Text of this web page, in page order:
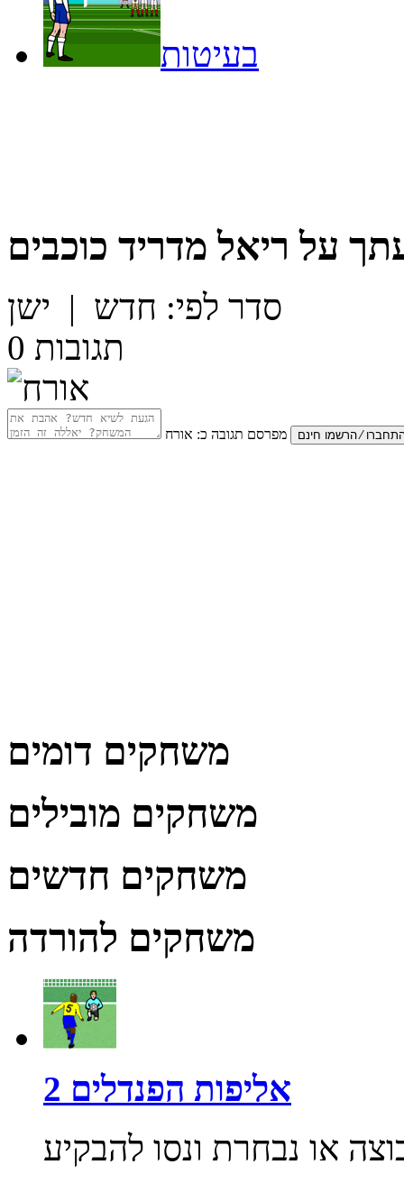
בעיטות
על ריאל מדריד כוכבים
סדר לפי: חדש | ישן
0 תגובות
מפרסם תגובה כ: אורח
משחקים דומים
משחקים מובילים
משחקים חדשים
משחקים להורדה
אליפות הפנדלים 2